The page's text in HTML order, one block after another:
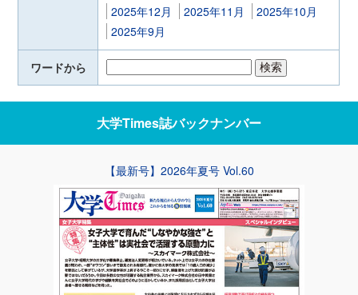
2025年12月
2025年11月
2025年10月
2025年9月
ワードから
大学Times誌バックナンバー
【最新号】2026年夏号 Vol.60